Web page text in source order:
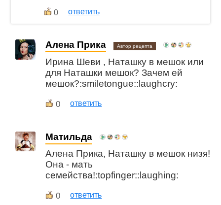
0 ответить
Алена Прика Автор рецепта
Ирина Шеви , Наташку в мешок или
для Наташки мешок? Зачем ей
мешок?:smiletongue::laughcry:
0 ответить
Матильда
Алена Прика, Наташку в мешок низя!
Она - мать
семейства!:topfinger::laughing:
0 ответить